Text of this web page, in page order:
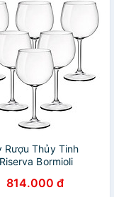
Rượu Thủy Tinh
Bormioli
/ Ly)
814.000 đ